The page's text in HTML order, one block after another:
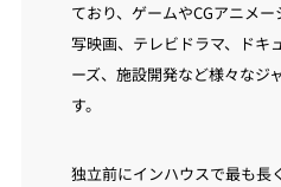
ており、ゲームやCGアニメ
写映画、テレビドラマ、ドキ
ーズ、施設開発など様々なジ
す。
独立前にインハウスで最も長